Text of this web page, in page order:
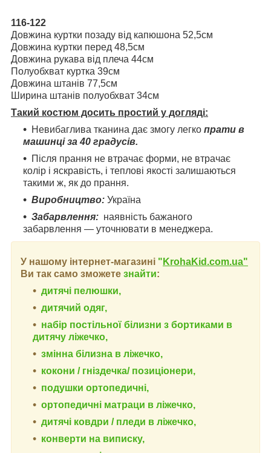
116-122
Довжина куртки позаду від капюшона 52,5см
Довжина куртки перед 48,5см
Довжина рукава від плеча 44см
Полуобхват куртка 39см
Довжина штанів 77,5см
Ширина штанів полуобхват 34см
Такий костюм досить простий у догляді:
Невибаглива тканина дає змогу легко прати в
машинці за 40 градусів.
Після прання не втрачає форми, не втрачає
колір і яскравість, і теплові якості залишаються
такими ж, як до прання.
Виробництво: Україна
Забарвлення: наявність бажаного
забарвлення — уточнювати в менеджера.
У нашому інтернет-магазині " KrohaKid.com.ua"
Ви так само зможете знайти:
дитячі пелюшки,
дитячий одяг,
набір постільної білизни з бортиками в
дитячу ліжечко,
змінна білизна в ліжечко,
кокони / гніздечка/ позиціонери,
подушки ортопедичні,
ортопедичні матраци в ліжечко,
дитячі ковдри / пледи в ліжечко,
конверти на виписку,